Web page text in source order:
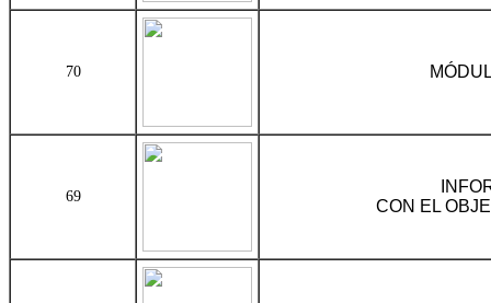
70
69
CON EL